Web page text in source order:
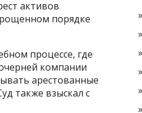
активов
порядке
процессе, где
компании
арестованные
также взыскал с